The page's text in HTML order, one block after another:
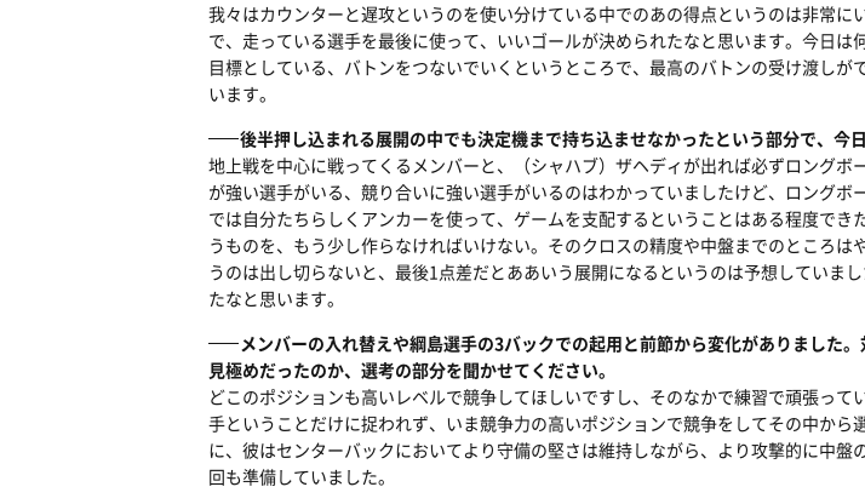
我々はカウンターと遅攻というのを使い分けている中でのあの得点というのは非常に
で、走っている選手を最後に使って、いいゴールが決められたなと思います。今日は
目標としている、バトンをつないでいくというところで、最高のバトンの受け渡しが
います。
後半押し込まれる展開の中でも決定機まで持ち込ませなかったという部分で、今
地上戦を中心に戦ってくるメンバーと、（シャハブ）ザヘディが出れば必ずロング
が強い選手がいる、競り合いに強い選手がいるのはわかっていましたけど、ロング
では自分たちらしくアンカーを使って、ゲームを支配するということはある程度で
うものを、もう少し作らなければいけない。そのクロスの精度や中盤までのところ
うのは出し切らないと、最後1点差だとああいう展開になるというのは予想していま
たなと思います。
メンバーの入れ替えや綱島選手の3バックでの起用と前節から変化がありました
見極めだったのか、選考の部分を聞かせてください。
どこのポジションも高いレベルで競争してほしいですし、そのなかで練習で頑張っ
手ということだけに捉われず、いま競争力の高いポジションで競争をしてその中か
に、彼はセンターバックにおいてより守備の堅さは維持しながら、より攻撃的に中
回も準備していました。